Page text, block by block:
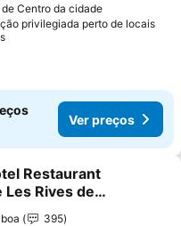
Centro da cidade
privilegiada perto de locais
Ver preços
aos favoritos
Restaurant
Rives de
395